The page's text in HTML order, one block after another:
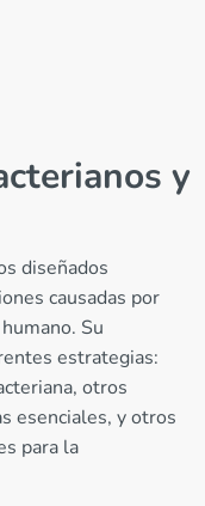
y
diseñados
causadas por
Su
estrategias:
otros
esenciales, y otros
para la